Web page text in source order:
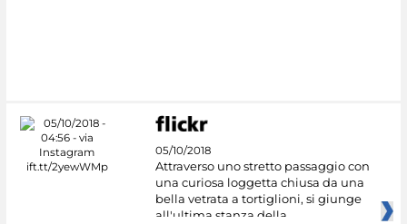
05/10/2018
Attraverso uno stretto passaggio con
una curiosa loggetta chiusa da una
bella vetrata a tortiglioni, si giunge
all'ultima stanza della